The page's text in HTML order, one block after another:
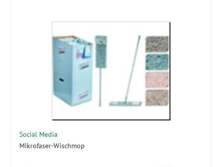
Social Media
Mikrofaser-Wischmop